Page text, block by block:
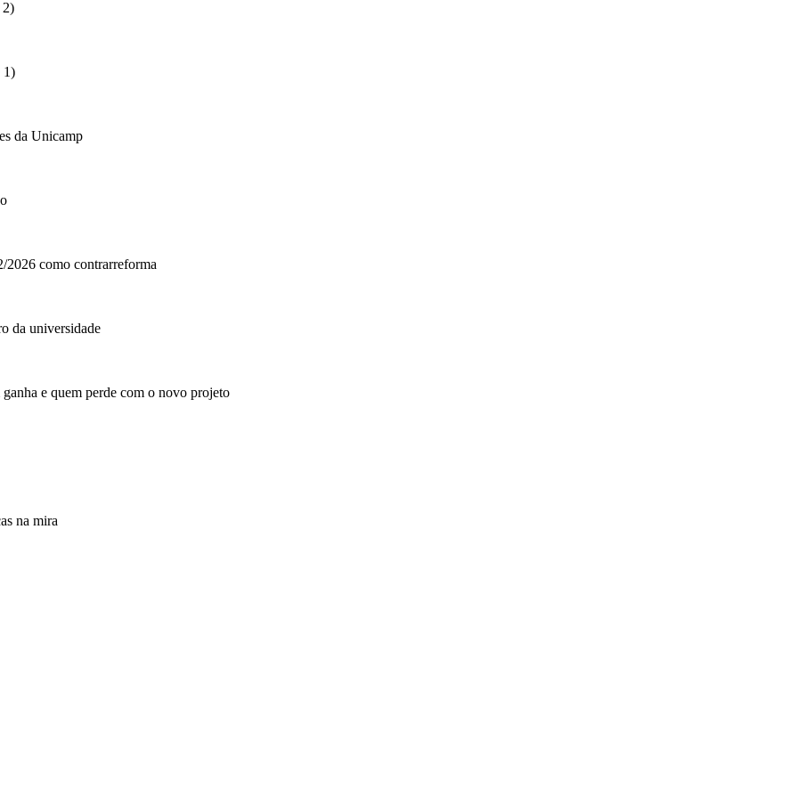
1)
da Unicamp
como contrarreforma
da universidade
e quem perde com o novo projeto
na mira